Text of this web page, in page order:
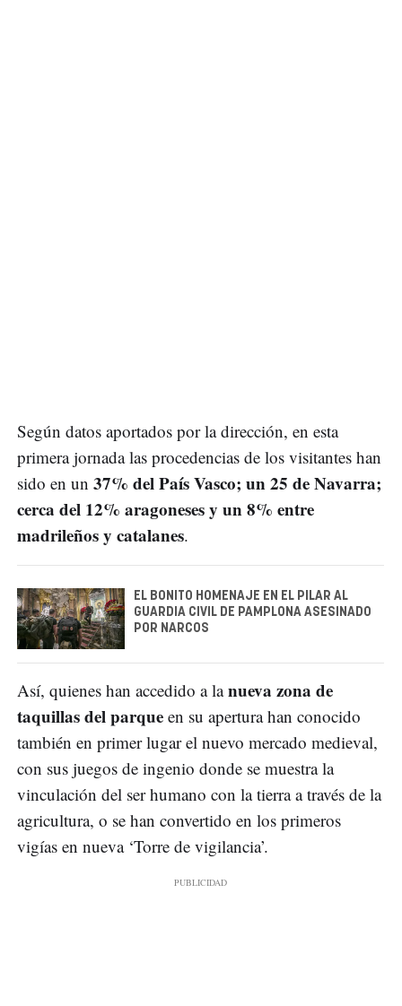
Según datos aportados por la dirección, en esta
primera jornada las procedencias de los visitantes han
sido en un 37% del País Vasco; un 25 de Navarra;
cerca del 12% aragoneses y un 8% entre
madrileños y catalanes.
EL BONITO HOMENAJE EN EL PILAR AL
GUARDIA CIVIL DE PAMPLONA ASESINADO
POR NARCOS
Así, quienes han accedido a lanueva zona de
taquillas del parque en su apertura han conocido
también en primer lugar el nuevo mercado medieval,
con sus juegos de ingenio donde se muestra la
vinculación del ser humano con la tierra a través de la
agricultura, o se han convertido en los primeros
vigías en nueva ‘Torre de vigilancia’.